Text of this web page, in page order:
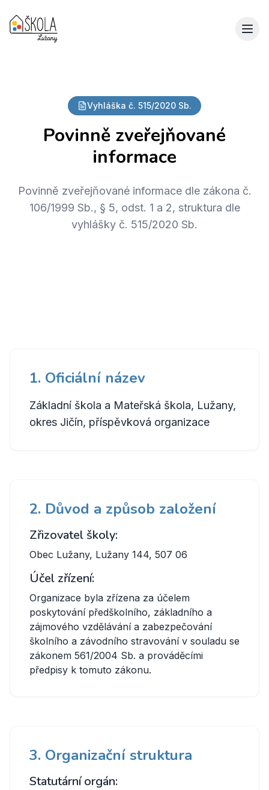
Vyhláška č. 515/2020 Sb.
Povinně zveřejňované
informace
Povinně zveřejňované informace dle zákona č.
106/1999 Sb., § 5, odst. 1 a 2, struktura dle
vyhlášky č. 515/2020 Sb.
1. Oficiální název
Základní škola a Mateřská škola, Lužany,
okres Jičín, příspěvková organizace
2. Důvod a způsob založení
Zřizovatel školy:
Obec Lužany, Lužany 144, 507 06
Účel zřízení:
Organizace byla zřízena za účelem
poskytování předškolního, základního a
zájmového vzdělávání a zabezpečování
školního a závodního stravování v souladu se
zákonem 561/2004 Sb. a prováděcími
předpisy k tomuto zákonu.
3. Organizační struktura
Statutární orgán: